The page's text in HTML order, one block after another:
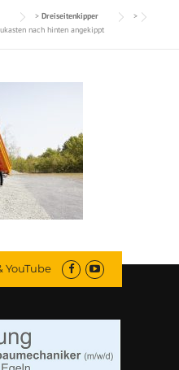
> Dreiseitenkipper
>
nach hinten angekippt
YouTube